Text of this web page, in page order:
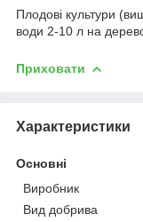
Плодові культури
води 2-10 л на
Приховати
Характеристики
Основні
Виробник
Вид добрива